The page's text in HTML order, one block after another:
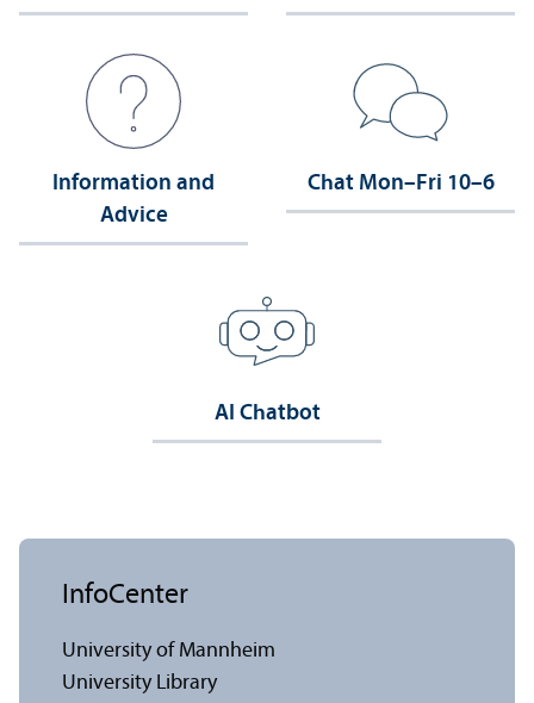
Information and
Advice
Chat Mon–Fri 10–6
AI Chatbot
InfoCenter
University of Mannheim
University Library